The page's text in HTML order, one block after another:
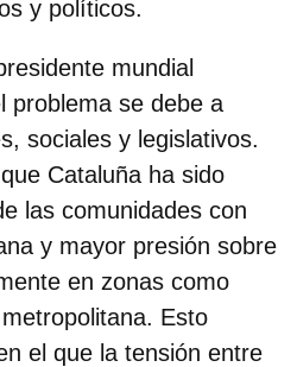
y políticos.
mundial
problema se debe a
sociales y legislativos.
Cataluña ha sido
las comunidades con
y mayor presión sobre
en zonas como
Esto
el que la tensión entre